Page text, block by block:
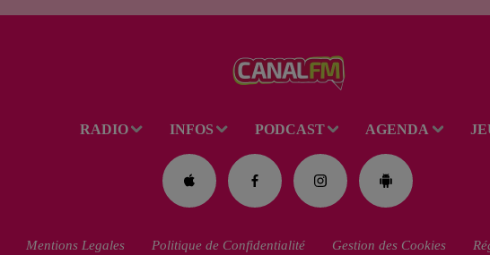
l'enseigne Lidl
plusieurs lots
d'œufs vendus par
Une...
RADIO INFOS PODCAST AGENDA
Mentions Legales Politique de Confidentialité Gestion des Cookies